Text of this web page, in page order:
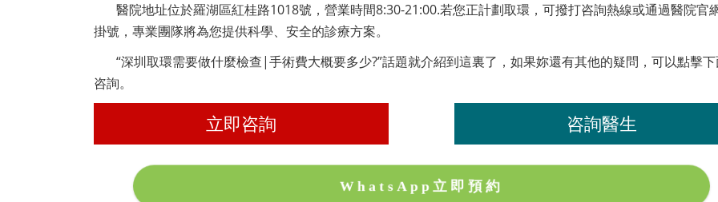
醫院地址位於羅湖區紅桂路1018號，營業時間8:30-21:00.若您正計劃取環，可撥打咨詢熱線或通過醫院官
掛號，專業團隊將為您提供科學、安全的診療方案。
“深圳取環需要做什麼檢查|手術費大概要多少?”話題就介紹到這裏了，如果妳還有其他的疑問，可以點擊
咨詢。
立即咨詢 咨詢醫生
WhatsApp立即預約